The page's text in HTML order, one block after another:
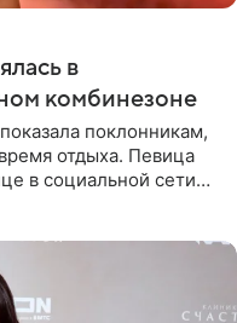
в
комбинезоне
поклонникам,
отдыха. Певица
в социальной сети